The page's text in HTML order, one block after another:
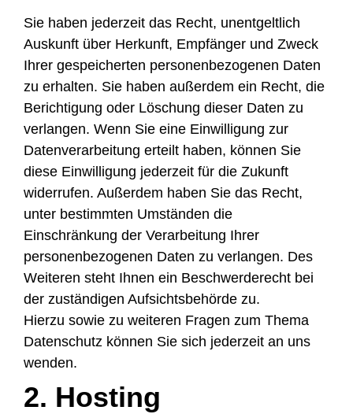
Sie haben jederzeit das Recht, unentgeltlich
Auskunft über Herkunft, Empfänger und Zweck
Ihrer gespeicherten personenbezogenen Daten
zu erhalten. Sie haben außerdem ein Recht, die
Berichtigung oder Löschung dieser Daten zu
verlangen. Wenn Sie eine Einwilligung zur
Datenverarbeitung erteilt haben, können Sie
diese Einwilligung jederzeit für die Zukunft
widerrufen. Außerdem haben Sie das Recht,
unter bestimmten Umständen die
Einschränkung der Verarbeitung Ihrer
personenbezogenen Daten zu verlangen. Des
Weiteren steht Ihnen ein Beschwerderecht bei
der zuständigen Aufsichtsbehörde zu.
Hierzu sowie zu weiteren Fragen zum Thema
Datenschutz können Sie sich jederzeit an uns
wenden.
2. Hosting